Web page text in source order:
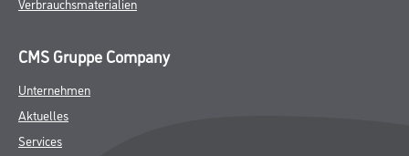
CMS Gruppe Company
Unternehmen
Aktuelles
Services